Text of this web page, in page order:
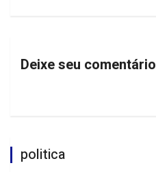
Deixe seu comentário
politica